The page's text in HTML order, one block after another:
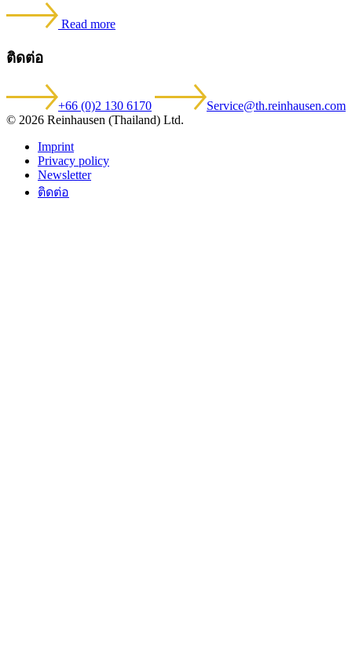
Read more
ติดต่อ
+66 (0)2 130 6170
Service@th.reinhausen.com
© 2026 Reinhausen (Thailand) Ltd.
Imprint
Privacy policy
Newsletter
ติดต่อ